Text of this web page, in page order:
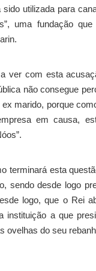
utilizada para
uma fundação
ver com esta
não consegue
marido, porque
em causa,
terminará esta
sendo desde logo
logo, que o Rei
instituição a que
ovelhas do seu